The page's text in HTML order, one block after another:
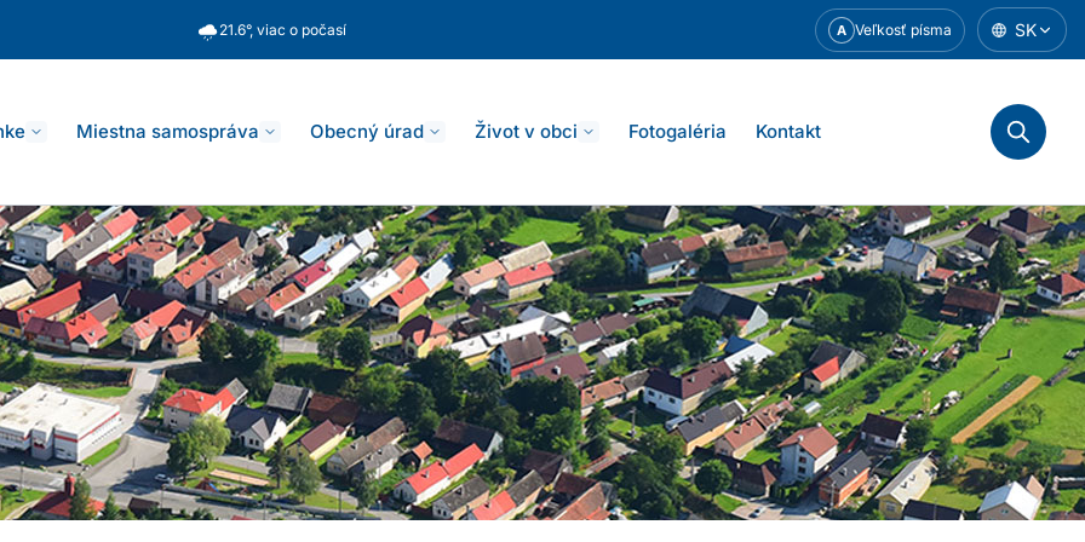
21.6°, viac o počasí A Veľkosť písma SK
Miestna samospráva Obecný úrad Život v obci Fotogaléria Kontakt